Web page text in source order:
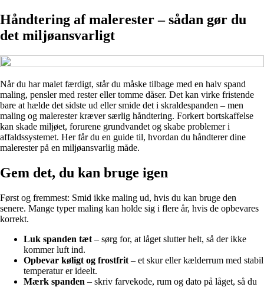
Håndtering af malerester – sådan gør du
det miljøansvarligt
Når du har malet færdigt, står du måske tilbage med en halv spand
maling, pensler med rester eller tomme dåser. Det kan virke fristende
bare at hælde det sidste ud eller smide det i skraldespanden – men
maling og malerester kræver særlig håndtering. Forkert bortskaffelse
kan skade miljøet, forurene grundvandet og skabe problemer i
affaldssystemet. Her får du en guide til, hvordan du håndterer dine
malerester på en miljøansvarlig måde.
Gem det, du kan bruge igen
Først og fremmest: Smid ikke maling ud, hvis du kan bruge den
senere. Mange typer maling kan holde sig i flere år, hvis de opbevares
korrekt.
Luk spanden tæt – sørg for, at låget slutter helt, så der ikke
kommer luft ind.
Opbevar køligt og frostfrit – et skur eller kælderrum med stabil
temperatur er ideelt.
Mærk spanden – skriv farvekode, rum og dato på låget, så du